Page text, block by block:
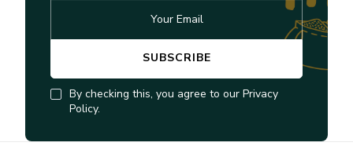
By checking this, you agree to our Privacy
Policy.